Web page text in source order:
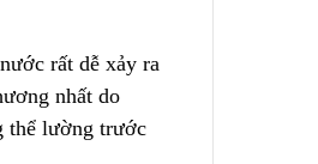
nước rất dễ xảy ra
nhất do
thể lường trước
Lọc Bụi Pe Kết Nối Ren